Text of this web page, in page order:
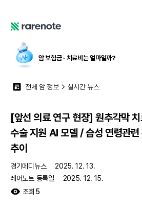
노
레
트
암 보험금 ∙ 치료비 는 얼마일까?
전체 암 정보 실시간 뉴스
[앞선 의료 연구 현장] 원추각막
수술 지원 AI 모델 / 습성 연령관
추이
경기메디뉴스
2025. 12. 13.
레어노트 등록일
2025. 12. 15.
조회 5